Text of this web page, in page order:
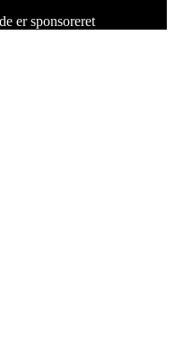
er sponsoreret